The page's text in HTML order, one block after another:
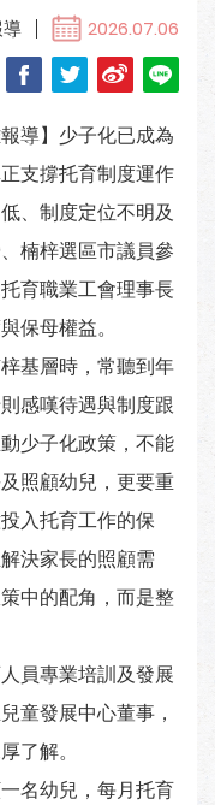
2026.07.06
導】少子化已成為
支撐托育制度運作
、制度定位不明及
楠梓選區市議員參
育職業工會理事長
保母權益。
基層時，常聽到年
感嘆待遇與制度跟
少子化政策，不能
照顧幼兒，更要重
入托育工作的保
決家長的照顧需
中的配角，而是整
員專業培訓及發展
童發展中心董事，
了解。
名幼兒，每月托育